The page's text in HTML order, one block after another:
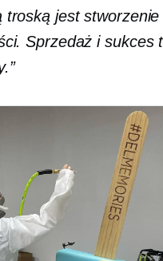
troską jest
Sprzedaż i sukces